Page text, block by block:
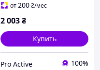
от200₴/мес
2 003₴
Купить
Pro Active 100%